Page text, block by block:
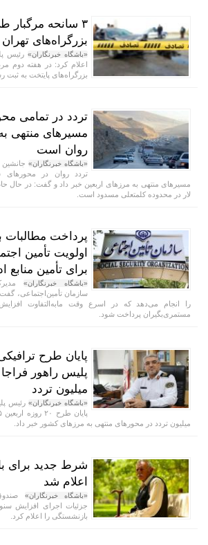
۳ سانحه مرگبار
بزرگراه‌های تهران
«باشگاه خبرنگاران» رئیس
بزرگراه‌های پایتخت به ثبت
تردد در تمامی
مسیر‌های منتهی
روان است
«باشگاه خبرنگاران» جانشین
تردد روان در
مسیر‌های منتهی به مرز‌های اربعین خبر داد و گفت: در حال
لار در محدوده کلمتعلی مسدود است.
پرداخت مطالبات
اولویت تأمین
برای تأمین منابع
«باشگاه خبرنگاران»
سازمان تأمین‌اجتماعی،
را انجام می‌دهد که در اسرع وقت مابه‌التفاوت
مستمری‌بگیران پرداخت شود.
میلیون تردد
«باشگاه خبرنگاران» رئیس
میلیون تردد در محور‌های منتهی به مرز‌های کشور خبر داد.
شرط جدید برای
اعلام شد
«باشگاه خبرنگاران»
جزئیات اجرای افزایش
بازنشستگی را اعلام کرد.